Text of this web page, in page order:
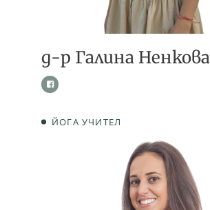
д-р Галина Ненкова
ЙОГА УЧИТЕЛ